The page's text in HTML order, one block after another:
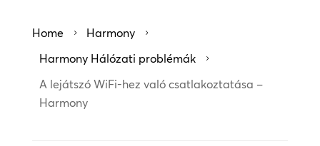
Home 5 Harmony 5
Harmony Hálózati problémák 5
A lejátszó WiFi-hez való csatlakoztatása –
Harmony